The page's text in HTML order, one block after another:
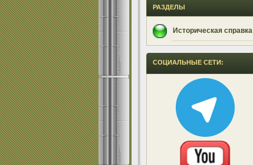
РАЗДЕЛЫ
Историческая справка
СОЦИАЛЬНЫЕ СЕТИ: